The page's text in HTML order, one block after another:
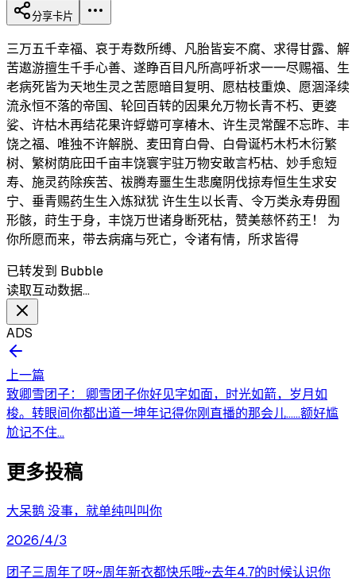
分享卡片
三万五千幸福、哀于寿数所缚、凡胎皆妄不腐、求得甘露、解
苦遨游擅生千手心善、遂睁百目凡所高呼祈求一一尽赐福、生
老病死皆为天地生灵之苦愿暗目复明、愿枯枝重焕、愿涸泽续
流永恒不落的帝国、轮回百转的因果允万物长青不朽、更婆
娑、许枯木再结花果许蜉蝣可享椿木、许生灵常醒不忘昨、丰
饶之福、唯独不许解脱、麦田育白骨、白骨诞朽木朽木衍繁
树、繁树荫庇田千亩丰饶寰宇驻万物安敢言朽枯、妙手愈短
寿、施灵药除疾苦、祓腾寿噩生生悲魔阴伐掠寿恒生生求安
宁、垂青赐药生生入炼狱犹 许生生以长青、令万类永寿毋囿
形骸，莳生于身，丰饶万世诸身断死枯，赞美慈怀药王！ 为
你所愿而来，带去病痛与死亡，令诸有情，所求皆得
已转发到 Bubble
读取互动数据…
ADS
上一篇
致卿雪团子： 卿雪团子你好见字如面，时光如箭，岁月如
梭。转眼间你都出道一坤年记得你刚直播的那会儿……额好尴
尬记不住...
更多投稿
大呆鹅 没事，就单纯叫叫你
2026/4/3
团子三周年了呀~周年新衣都快乐哦~去年4.7的时候认识你